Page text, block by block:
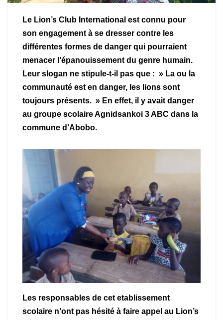
Le Lion’s Club International est connu pour
son engagement à se dresser contre les
différentes formes de danger qui pourraient
menacer l’épanouissement du genre humain.
Leur slogan ne stipule-t-il pas que : » La ou la
communauté est en danger, les lions sont
toujours présents. » En effet, il y avait danger
au groupe scolaire Agnidsankoi 3 ABC dans la
commune d’Abobo.
Les responsables de cet etablissement
scolaire n’ont pas hésité à faire appel au Lion’s